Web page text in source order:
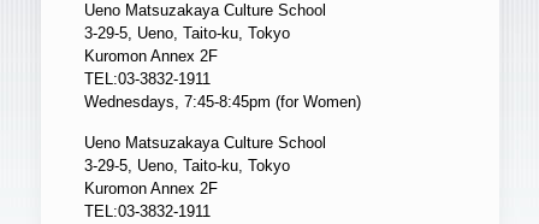
Ueno Matsuzakaya Culture School
3-29-5, Ueno, Taito-ku, Tokyo
Kuromon Annex 2F
TEL:03-3832-1911
Wednesdays, 7:45-8:45pm (for Women)
Ueno Matsuzakaya Culture School
3-29-5, Ueno, Taito-ku, Tokyo
Kuromon Annex 2F
TEL:03-3832-1911